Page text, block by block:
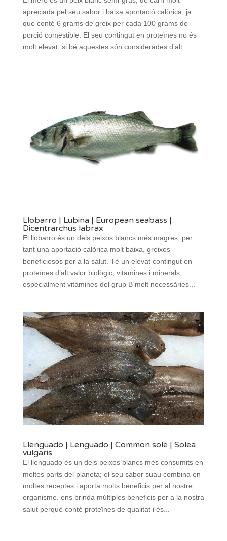
apreciada pel seu sabor i baixa aportació calòrica, ja
que conté 6 grams de greix per cada 100 grams de
porció comestible. El seu contingut en proteïnes no és
molt elevat, si bé aquestes són considerades d’alt...
Llobarro | Lubina | European seabass |
Dicentrarchus labrax
El llobarro és un dels peixos blancs més magres, per
tant una aportació calòrica molt baixa, greixos
beneficiosos per a la salut. Té un elevat contingut en
proteïnes d’alt valor biològic, vitamines i minerals,
especialment vitamines del grup B molt necessàries...
Llenguado | Lenguado | Common sole | Solea
vulgaris
El llenguado és un dels peixos blancs més consumits en
moltes parts del planeta; el seu sabor suau combina en
moltes receptes i aporta molts beneficis per al nostre
organisme. ens brinda múltiples beneficis per a la nostra
salut perquè conté proteïnes de qualitat i és...